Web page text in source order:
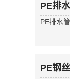
PE排
PE排水
PE钢